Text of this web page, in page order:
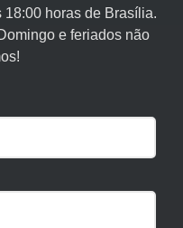
horas de Brasília.
e feriados não